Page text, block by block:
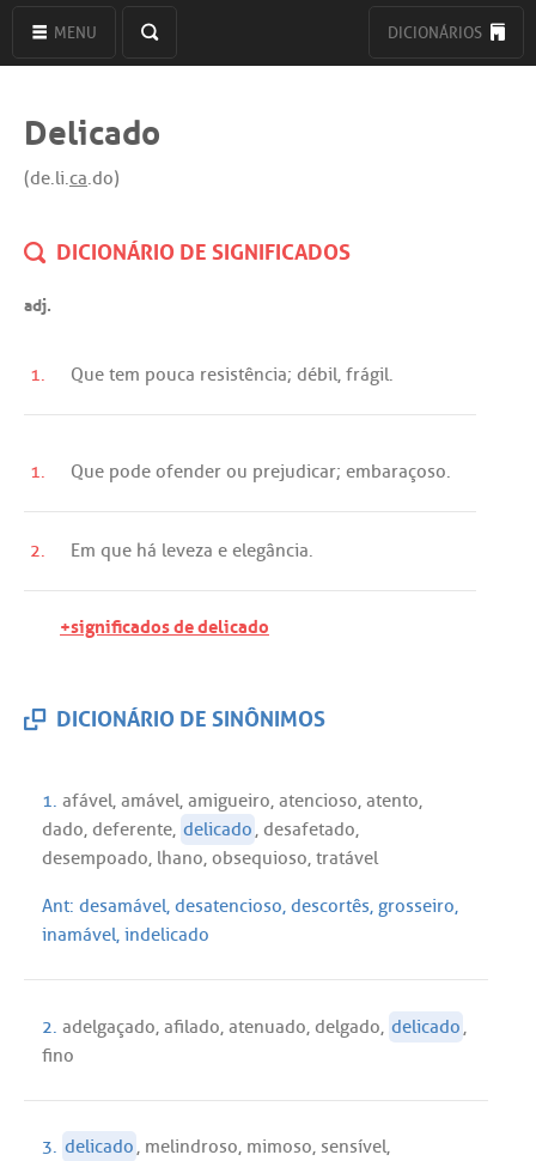
MENU DICIONÁRIOS
Delicado
(de.li.ca.do)
DICIONÁRIO DE SIGNIFICADOS
adj.
1. Que tem pouca resistência; débil, frágil.
1. Que pode ofender ou prejudicar; embaraçoso.
2. Em que há leveza e elegância.
+significados de delicado
DICIONÁRIO DE SINÔNIMOS
1. afável, amável, amigueiro, atencioso, atento,
dado, deferente, delicado, desafetado,
desempoado, lhano, obsequioso, tratável
Ant: desamável, desatencioso, descortês, grosseiro,
inamável, indelicado
2. adelgaçado, afilado, atenuado, delgado, delicado ,
fino
3. delicado, melindroso, mimoso, sensível,